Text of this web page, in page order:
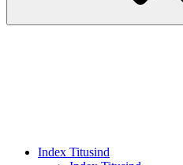
Index Titusind